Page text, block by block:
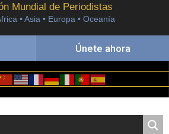
Mundial de Periodistas
• Asia • Europa • Oceanía
Únete ahora